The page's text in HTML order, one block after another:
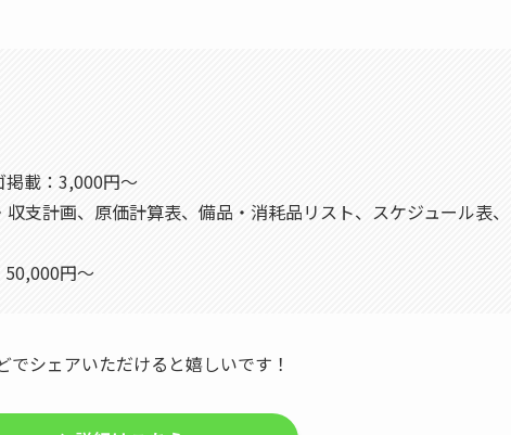
掲載：3,000円～
支計画、原価計算表、備品・消耗品リスト、スケジュール表
50,000円～
シェアいただけると嬉しいです！